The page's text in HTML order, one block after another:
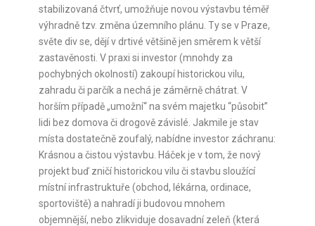
stabilizovaná čtvrť, umožňuje novou výstavbu téměř
výhradně tzv. změna územního plánu. Ty se v Praze,
světe div se, dějí v drtivé většině jen směrem k větší
zastavěnosti. V praxi si investor (mnohdy za
pochybných okolností) zakoupí historickou vilu,
zahradu či parčík a nechá je záměrně chátrat. V
horším případě „umožní“ na svém majetku “působit”
lidi bez domova či drogově závislé. Jakmile je stav
místa dostatečně zoufalý, nabídne investor záchranu:
Krásnou a čistou výstavbu. Háček je v tom, že nový
projekt buď zničí historickou vilu či stavbu sloužící
místní infrastruktuře (obchod, lékárna, ordinace,
sportoviště) a nahradí ji budovou mnohem
objemnější, nebo zlikviduje dosavadní zeleň (která